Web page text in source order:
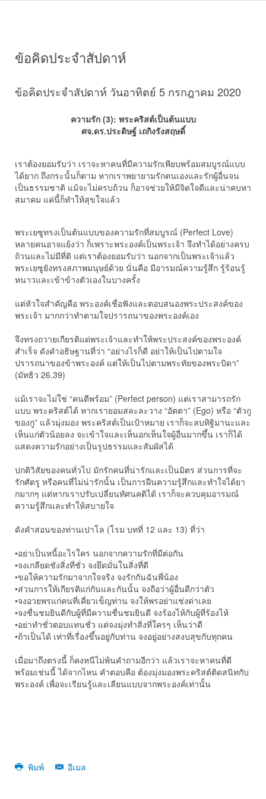
ข้อคิดประจำสัปดาห์
ข้อคิดประจำสัปดาห์ วันอาทิตย์ 5 กรกฎาคม 2020
ความรัก (3): พระคริสต์เป็นต้นแบบ
ศจ.ดร.ประดิษฐ์ เถกิงรังสฤษดิ์
เราต้องยอมรับว่า เราจะหาคนที่มีความรักเพียบพร้อมสมบูรณ์แบบ
ได้ยาก ถึงกระนั้นก็ตาม หากเราพยายามรักตนเองและรักผู้อื่นจน
เป็นธรรมชาติ แม้จะไม่ครบถ้วน ก็อาจช่วยให้มีจิตใจดีและน่าคบหา
สมาคม แค่นี้ก็ทำให้สุขใจแล้ว
พระเยซูทรงเป็นต้นแบบของความรักที่สมบูรณ์ (Perfect Love)
หลายคนอาจแย้งว่า ก็เพราะพระองค์เป็นพระเจ้า จึงทำได้อย่างครบ
ถ้วนและไม่มีที่ติ แต่เราต้องยอมรับว่า นอกจากเป็นพระเจ้าแล้ว
พระเยซูยังทรงสภาพมนุษย์ด้วย นั่นคือ มีอารมณ์ความรู้สึก รู้ร้อนรู้
หนาวและเข้าข้างตัวเองในบางครั้ง
แต่หัวใจสำคัญคือ พระองค์เชื่อฟังและตอบสนองพระประสงค์ของ
พระเจ้า มากกว่าทำตามใจปรารถนาของพระองค์เอง
จึงทรงถวายเกียรติแด่พระเจ้าและทำให้พระประสงค์ของพระองค์
สำเร็จ ดังคำอธิษฐานที่ว่า “อย่างไรก็ดี อย่าให้เป็นไปตามใจ
ปรารถนาของข้าพระองค์ แต่ให้เป็นไปตามพระทัยของพระบิดา”
(มัทธิว 26.39)
แม้เราจะไม่ใช่ “คนดีพร้อม” (Perfect person) แต่เราสามารถรัก
แบบ พระคริสต์ได้ หากเรายอมสละละวาง “อัตตา” (Ego) หรือ “ตัวกู
ของกู” แล้วมุ่งมอง พระคริสต์เป็นเป้าหมาย เราก็จะลบทิฐิมานะและ
เห็นแก่ตัวน้อยลง จะเข้าใจและเห็นอกเห็นใจผู้อื่นมากขึ้น เราก็ได้
แสดงความรักอย่างเป็นรูปธรรมและสัมผัสได้
ปกติวิสัยของคนทั่วไป มักรักคนที่น่ารักและเป็นมิตร ส่วนการที่จะ
รักศัตรู หรือคนที่ไม่น่ารักนั้น เป็นการฝืนความรู้สึกและทำใจได้ยา
กมากๆ แต่หากเราปรับเปลี่ยนทัศนคติได้ เราก็จะควบคุมอารมณ์
ความรู้สึกและทำให้สบายใจ
ดังคำสอนของท่านเปาโล (โรม บทที่ 12 และ 13) ที่ว่า
•อย่าเป็นหนี้อะไรใคร นอกจากความรักที่มีต่อกัน
•จงเกลียดชังสิ่งที่ชั่ว จงยึดมั่นในสิ่งที่ดี
•ขอให้ความรักมาจากใจจริง จงรักกันฉันพี่น้อง
•ส่วนการให้เกียรติแก่กันและกันนั้น จงถือว่าผู้อื่นดีกว่าตัว
•จงอวยพรแก่คนที่เคี่ยวเข็ญท่าน จงให้พรอย่าแช่งด่าเลย
•จงชื่นชมยินดีกับผู้ที่มีความชื่นชมยินดี จงร้องไห้กับผู้ที่ร้องไห้
•อย่าทำชั่วตอบแทนชั่ว แต่จงมุ่งทำสิ่งที่ใครๆ เห็นว่าดี
•ถ้าเป็นได้ เท่าที่เรื่องขึ้นอยู่กับท่าน จงอยู่อย่างสงบสุขกับทุกคน
เมื่อมาถึงตรงนี้ ก็คงหนีไม่พ้นคำถามอีกว่า แล้วเราจะหาคนที่ดี
พร้อมเช่นนี้ ได้จากไหน คำตอบคือ ต้องมุ่งมองพระคริสต์ติดสนิทกับ
พระองค์ เพื่อจะเรียนรู้และเลียนแบบจากพระองค์เท่านั้น
พิมพ์ อีเมล